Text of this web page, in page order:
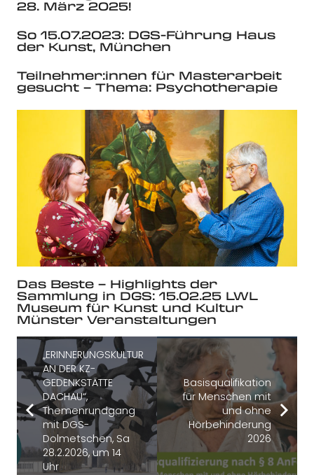
28. März 2025!
So 15.07.2023: DGS-Führung Haus
der Kunst, München
Teilnehmer:innen für Masterarbeit
gesucht – Thema: Psychotherapie
Das Beste – Highlights der
Sammlung in DGS: 15.02.25 LWL
Museum für Kunst und Kultur
Münster Veranstaltungen
„ERINNERUNGSKULTUR
AN DER KZ-
GEDENKSTÄTTE
DACHAU“,
Themenrundgang
mit DGS-
Dolmetschen, Sa
28.2.2026, um 14
Uhr
Basisqualifikation
für Menschen mit
und ohne
Hörbehinderung
2026